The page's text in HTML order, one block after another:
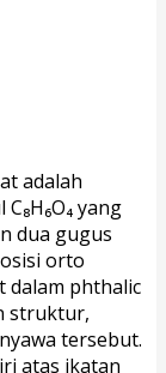
adalah
yang
dua gugus
orto
dalam phthalic
struktur,
tersebut.
atas ikatan